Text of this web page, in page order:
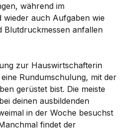
während im
wieder auch Aufgaben wie
Blutdruckmessen anfallen
zur Hauswirtschafterin
Rundumschulung, mit der
gerüstet bist. Die meiste
deinen ausbildenden
in der Woche besuchst
findet der